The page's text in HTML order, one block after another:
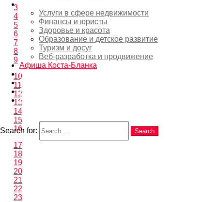
Услуги в сфере недвижимости
Финансы и юристы
Здоровье и красота
Образование и детское развитие
Туризм и досуг
Веб-разработка и продвижение
Афиша Коста-Бланка
Новости
EN
RU
ES
Search
Search for:
Search
3
4
5
6
7
8
9
10
11
12
13
14
15
16
17
18
19
20
21
22
23